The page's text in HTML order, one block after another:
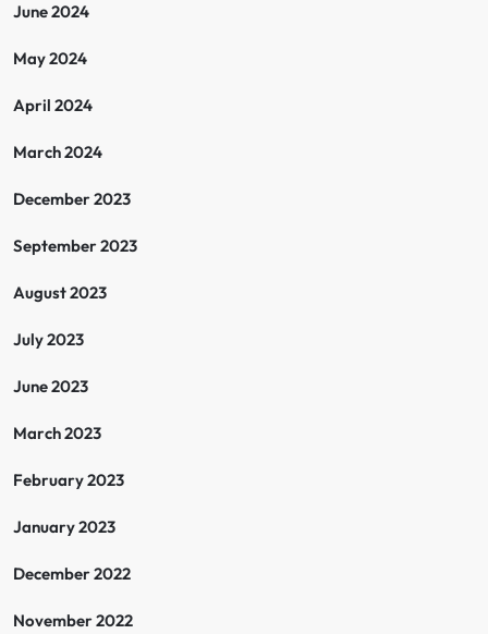
June 2024
May 2024
April 2024
March 2024
December 2023
September 2023
August 2023
July 2023
June 2023
March 2023
February 2023
January 2023
December 2022
November 2022